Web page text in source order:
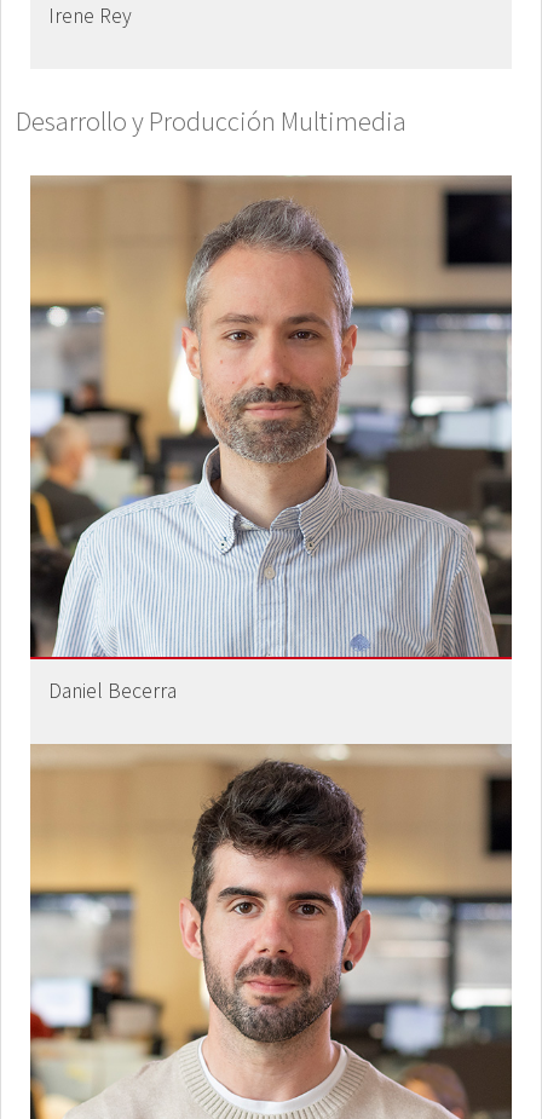
Irene Rey
Desarrollo y Producción Multimedia
Daniel Becerra